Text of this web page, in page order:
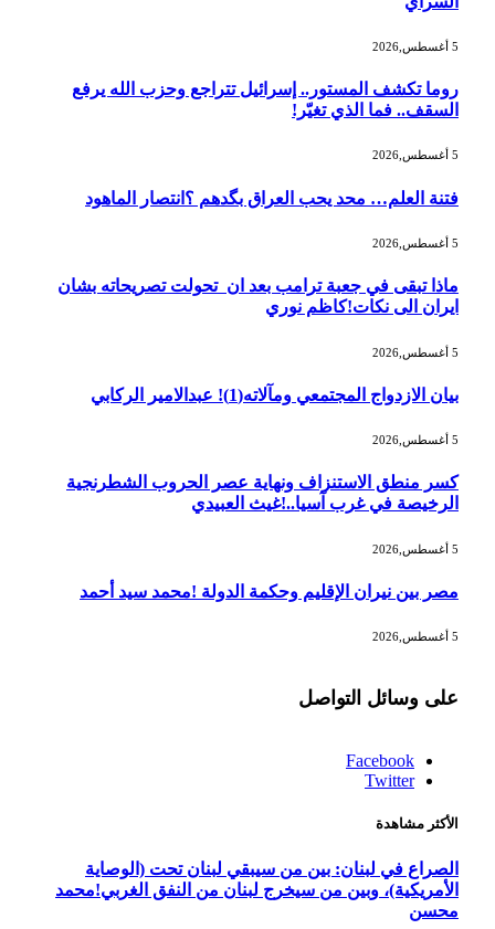
روما تكشف المستور.. إسرائيل تتراجع وحزب الله يرفع
السقف.. فما الذي تغيّر!
فتنة العلم… محد يحب العراق بگدهم ؟انتصار الماهود
ماذا تبقى في جعبة ترامب بعد ان تحولت تصريحاته بشان
ايران الى نكات!كاظم نوري
بيان الازدواج المجتمعي ومآلاته(1)! عبدالامير الركابي
كسر منطق الاستنزاف ونهاية عصر الحروب الشطرنجية
الرخيصة في غرب آسيا..!غيث العبيدي
مصر بين نيران الإقليم وحكمة الدولة !محمد سيد أحمد
على وسائل التواصل
Facebook
Twitter
الأكثر مشاهدة
الصراع في لبنان: بين من سيبقي لبنان تحت (الوصاية
الأمريكية)، وبين من سيخرج لبنان من النفق الغربي!محمد
محسن